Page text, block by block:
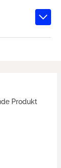
Produkt